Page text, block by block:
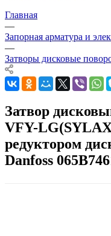
Главная
—
Запорная арматура и
—
Затворы дисковые
Затвор
VFY-
редуктором
Danfoss